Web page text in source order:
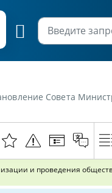
Совета Министров
и проведения